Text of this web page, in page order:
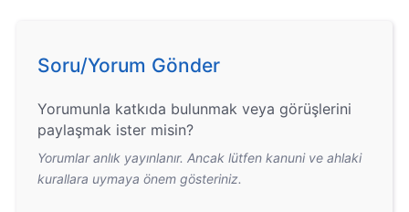
Soru/Yorum Gönder
Yorumunla katkıda bulunmak veya görüşlerini
paylaşmak ister misin?
Yorumlar anlık yayınlanır. Ancak lütfen kanuni ve ahlaki
kurallara uymaya önem gösteriniz.